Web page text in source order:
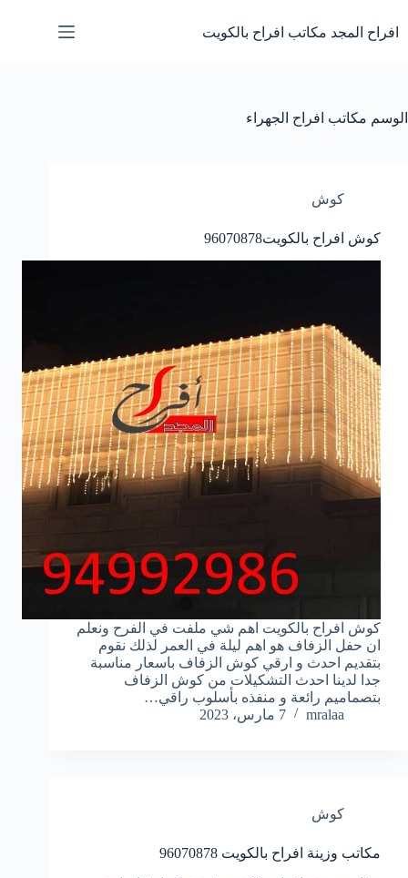
إلى
المحتوى
افراح المجد مكاتب افراح بالكويت
الوسم مكاتب افراح الجهراء
كوش
كوش افراح بالكويت96070878
كوش افراح بالكويت اهم شي ملفت في الفرح ونعلم
ان حفل الزفاف هو اهم ليلة في العمر لذلك نقوم
بتقديم احدث و ارقي كوش الزفاف باسعار مناسبة
جدا لدينا احدث التشكيلات من كوش الزفاف
بتصماميم رائعة و منفذه بأسلوب راقي…
mralaa
7 مارس، 2023
كوش
مكاتب وزينة افراح بالكويت 96070878